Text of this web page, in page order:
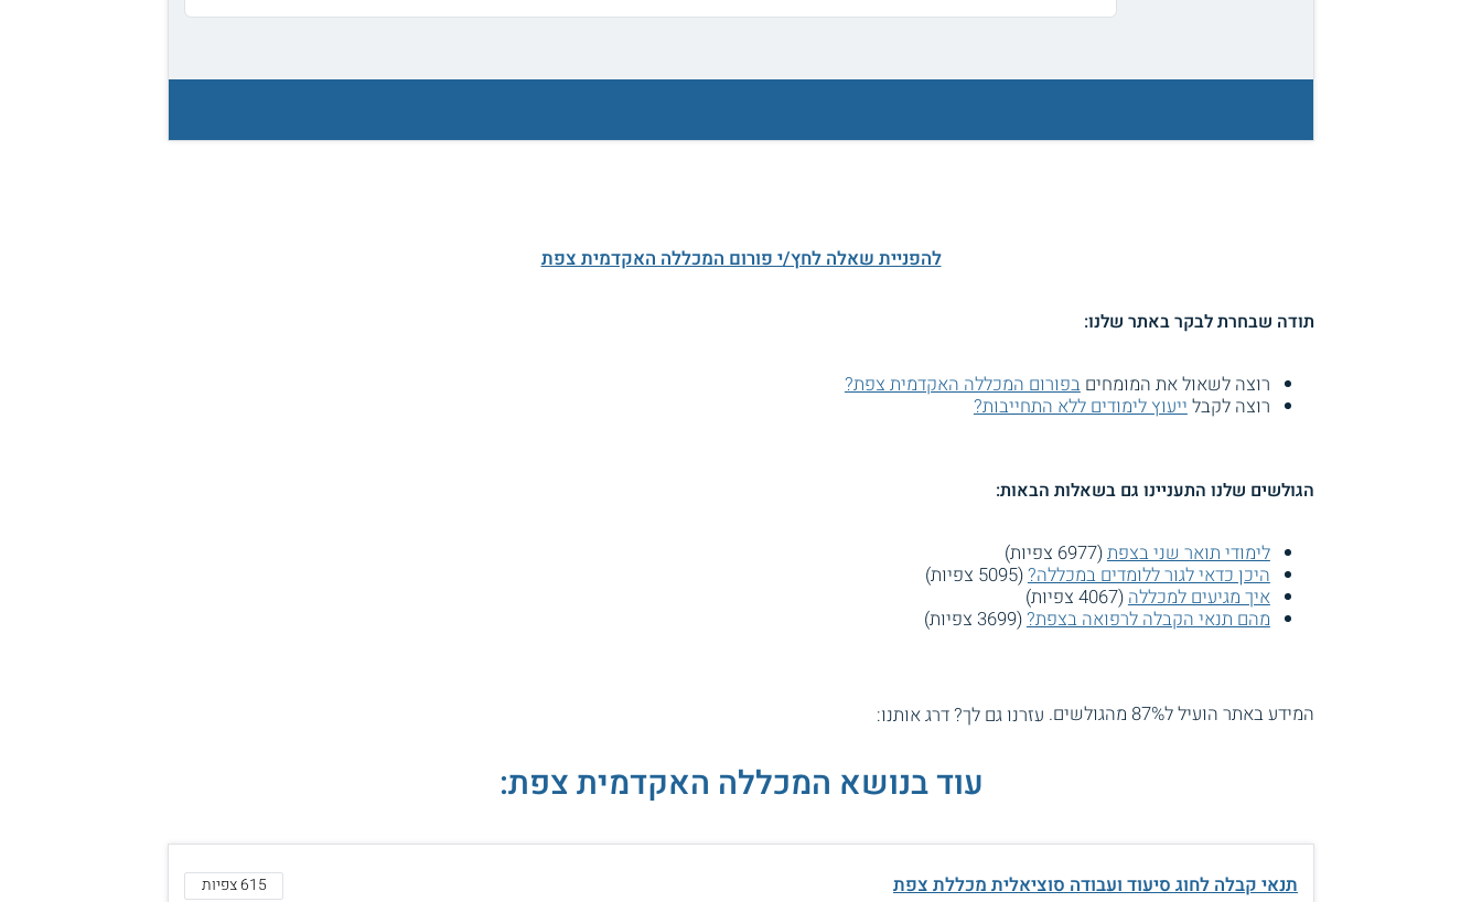
להפניית שאלה לחץ/י פורום המכללה האקדמית צפת
תודה שבחרת לבקר באתר שלנו:
רוצה לשאול את המומחיםבפורום המכללה האקדמית צפת?
רוצה לקבל ייעוץ לימודים ללא התחייבות?
הגולשים שלנו התעניינו גם בשאלות הבאות:
לימודי תואר שני בצפת(6977 צפיות)
היכן כדאי לגור ללומדים במכללה?(5095 צפיות)
איך מגיעים למכללה (4067 צפיות)
מהם תנאי הקבלה לרפואה בצפת?(3699 צפיות)
המידע באתר הועיל ל87% מהגולשים. עזרנו גם לך? דרג אותנו:
עוד בנושא המכללה האקדמית צפת:
תנאי קבלה לחוג סיעוד ועבודה סוציאלית מכללת צפת 615 צפיות